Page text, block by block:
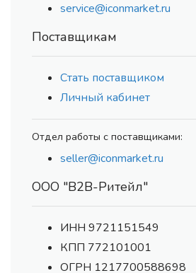
service@iconmarket.ru
Поставщикам
Стать поставщиком
Личный кабинет
Отдел работы с поставщиками:
seller@iconmarket.ru
ООО "В2В-Ритейл"
ИНН 9721151549
КПП 772101001
ОГРН 1217700588698